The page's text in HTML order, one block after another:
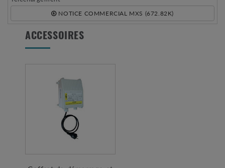
NOTICE COMMERCIAL MXS (672.82K)
ACCESSOIRES